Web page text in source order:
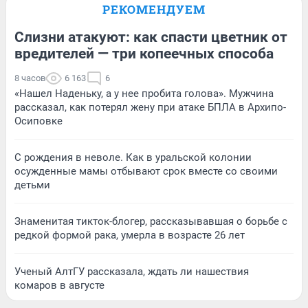
РЕКОМЕНДУЕМ
Слизни атакуют: как спасти цветник от
вредителей — три копеечных способа
8 часов 6 163 6
«Нашел Наденьку, а у нее пробита голова». Мужчина
рассказал, как потерял жену при атаке БПЛА в Архипо-
Осиповке
С рождения в неволе. Как в уральской колонии
осужденные мамы отбывают срок вместе со своими
детьми
Знаменитая тикток-блогер, рассказывавшая о борьбе с
редкой формой рака, умерла в возрасте 26 лет
Ученый АлтГУ рассказала, ждать ли нашествия
комаров в августе